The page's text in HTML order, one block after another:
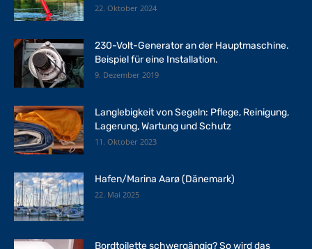
22. Oktober 2024
230-Volt-Generator an der Hauptmaschine.
Beispiel für eine Installation.
9. Dezember 2019
Langlebigkeit von Segeln: Pflege, Reinigung,
Lagerung, Wartung und Schutz
11. Oktober 2023
Hafen/Marina Aarø (Dänemark)
22. Mai 2025
Bordtoilette schwergängig? So wird das